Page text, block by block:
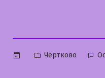
Опубликовано
Чертково